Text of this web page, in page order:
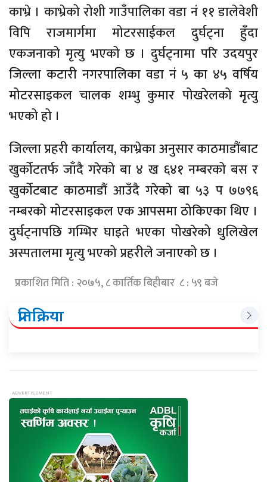
काभ्रे । काभ्रेको रोशी गाउँपालिका वडा नं ११ डालेवेशी
विपि राजमार्गमा मोटरसाईकल दुर्घट्ना हुँदा
एकजनाको मृत्यु भएको छ । दुर्घट्नामा परि उदयपुर
जिल्ला कटारी नगरपालिका वडा नं ५ का ४५ वर्षिय
मोटरसाइकल चालक शम्भु कुमार पोखरेलको मृत्यु
भएको हो ।
जिल्ला प्रहरी कार्यालय, काभ्रेका अनुसार काठमाडौंबाट
खुर्कोटतर्फ जाँदै गरेको बा ४ ख ६४१ नम्बरको बस र
खुर्कोटबाट काठमाडौं आउँदै गरेको बा ५३ प ७७९६
नम्बरको मोटरसाइकल एक आपसमा ठोकिएका थिए ।
दुर्घट्नापछि गम्भिर घाइते भएका पोखरेको धुलिखेल
अस्पतालमा मृत्यु भएको प्रहरीले जनाएको छ ।
प्रकाशित मिति : २०७५, ८ कार्तिक बिहीबार ८ : ५९ बजे
प्रतिक्रिया